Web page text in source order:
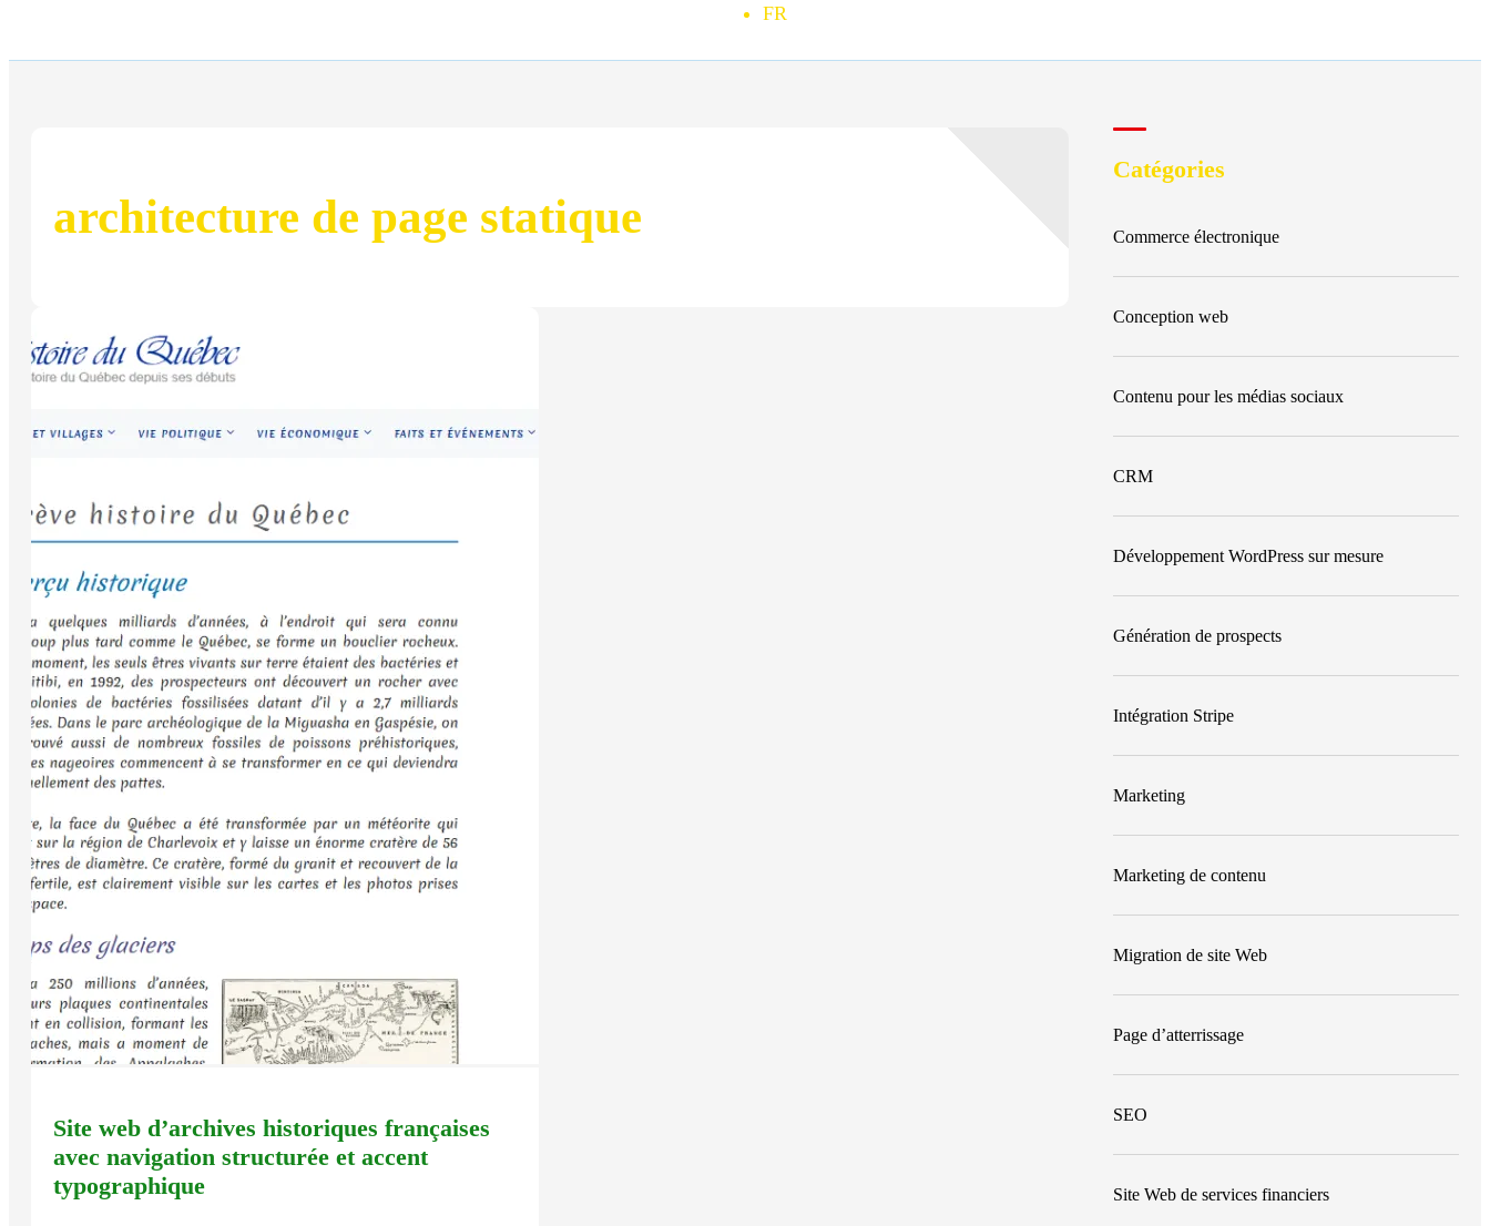
FR
architecture de page statique
Site web d’archives historiques françaises
avec navigation structurée et accent
typographique
Catégories
Commerce électronique
Conception web
Contenu pour les médias sociaux
CRM
Développement WordPress sur mesure
Génération de prospects
Intégration Stripe
Marketing
Marketing de contenu
Migration de site Web
Page d’atterrissage
SEO
Site Web de services financiers